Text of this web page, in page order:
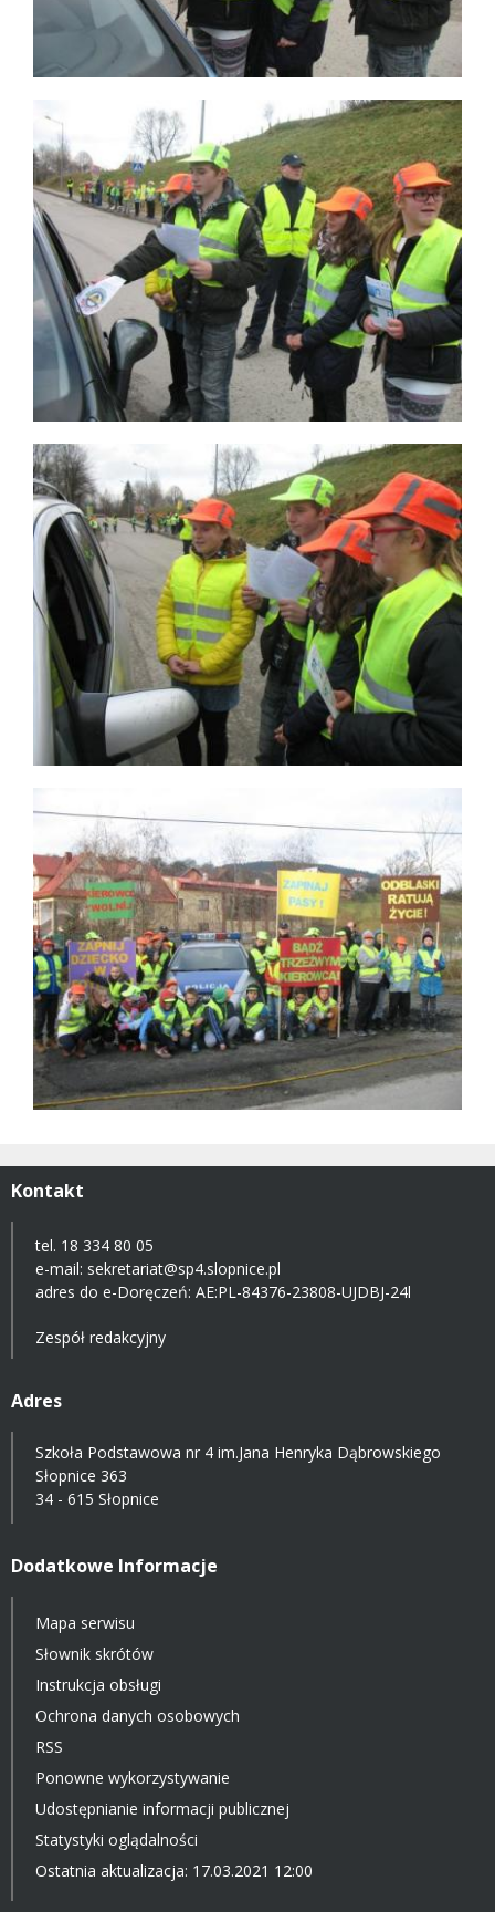
Kontakt
tel. 18 334 80 05
e-mail: sekretariat@sp4.slopnice.pl
adres do e-Doręczeń: AE:PL-84376-23808-UJDBJ-24l
Zespół redakcyjny
Adres
Szkoła Podstawowa nr 4 im.Jana Henryka Dąbrowskiego
Słopnice 363
34 - 615 Słopnice
Dodatkowe Informacje
Mapa serwisu
Słownik skrótów
Instrukcja obsługi
Ochrona danych osobowych
RSS
Ponowne wykorzystywanie
Udostępnianie informacji publicznej
Statystyki oglądalności
Ostatnia aktualizacja: 17.03.2021 12:00